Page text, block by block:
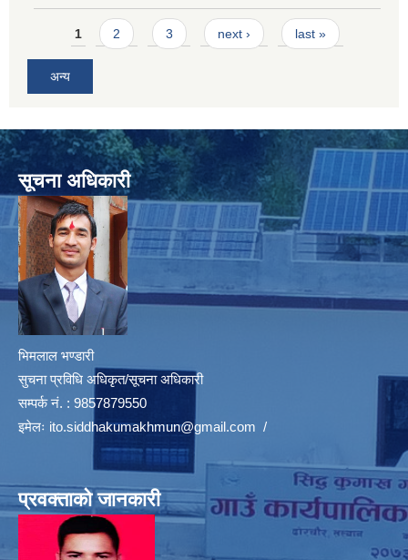
Pages
1 2 3 next › last »
अन्य
सूचना अधिकारी
भिमलाल भण्डारी
सुचना प्रविधि अधिकृत/सूचना अधिकारी
सम्पर्क नं. : 9857879550
इमेलः ito.siddhakumakhmun@gmail.com /
प्रवक्ताको जानकारी